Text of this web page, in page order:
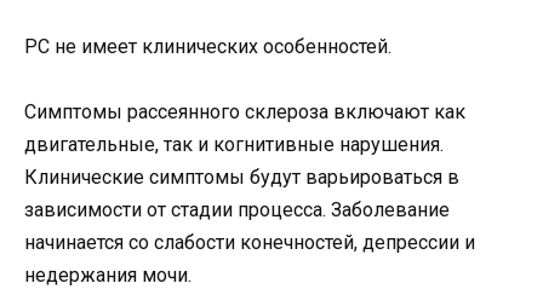
РС не имеет клинических особенностей.
Симптомы рассеянного склероза включают как
двигательные, так и когнитивные нарушения.
Клинические симптомы будут варьироваться в
зависимости от стадии процесса. Заболевание
начинается со слабости конечностей, депрессии и
недержания мочи.